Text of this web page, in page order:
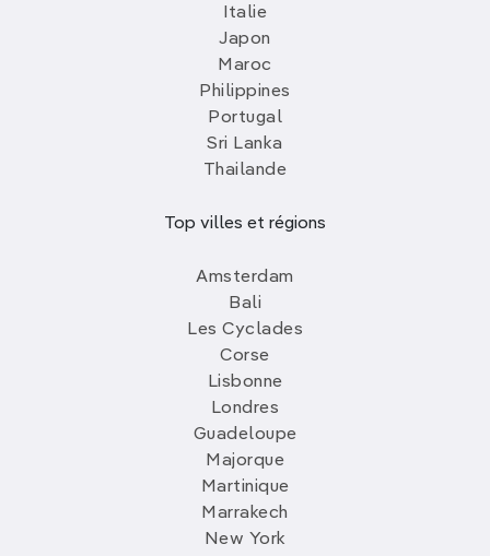
Italie
Japon
Maroc
Philippines
Portugal
Sri Lanka
Thailande
Top villes et régions
Amsterdam
Bali
Les Cyclades
Corse
Lisbonne
Londres
Guadeloupe
Majorque
Martinique
Marrakech
New York